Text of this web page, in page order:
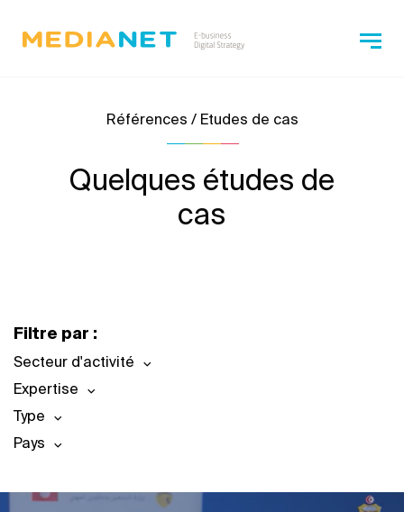
Références / Etudes de cas
Quelques études de
cas
Filtre par :
Secteur d'activité
Expertise
Type
Pays